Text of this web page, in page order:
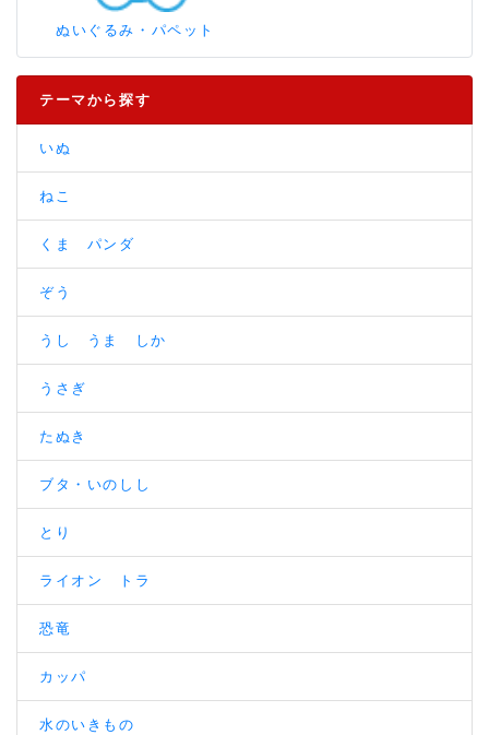
ぬいぐるみ・パペット
テーマから探す
いぬ
ねこ
くま パンダ
ぞう
うし うま しか
うさぎ
たぬき
ブタ・いのしし
とり
ライオン トラ
恐竜
カッパ
水のいきもの